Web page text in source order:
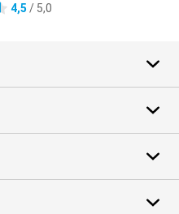
4,5 / 5,0